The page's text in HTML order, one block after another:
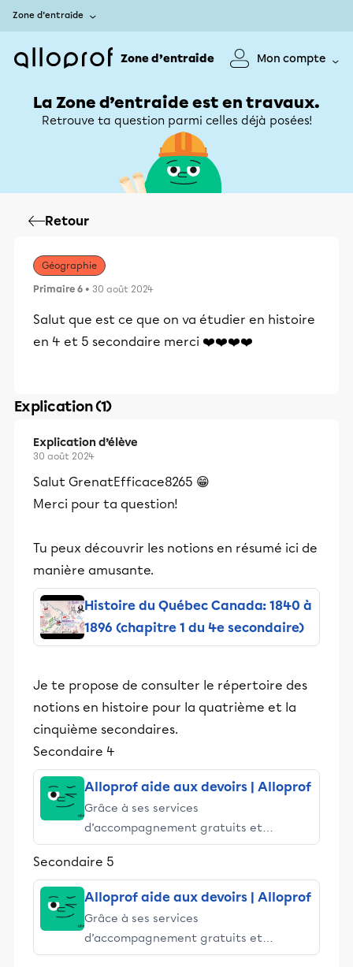
Zone d’entraide
Zone d’entraide Mon compte
La Zone d’entraide est en travaux.
Retrouve ta question parmi celles déjà posées!
Retour
Géographie
Primaire 6 • 30 août 2024
Salut que est ce que on va étudier en histoire
en 4 et 5 secondaire merci ❤️❤️❤️❤️
Explication (1)
Explication d’élève
30 août 2024
Salut GrenatEfficace8265 😁
Merci pour ta question!
Tu peux découvrir les notions en résumé ici de
manière amusante.
Histoire du Québec Canada: 1840 à
1896 (chapitre 1 du 4e secondaire)
Je te propose de consulter le répertoire des
notions en histoire pour la quatrième et la
cinquième secondaires.
Secondaire 4
Alloprof aide aux devoirs | Alloprof
Grâce à ses services
d’accompagnement gratuits et
stimulants, Alloprof engage les élèves
et leurs parents dans la réussite
Secondaire 5
Alloprof aide aux devoirs | Alloprof
Grâce à ses services
d’accompagnement gratuits et
stimulants, Alloprof engage les élèves